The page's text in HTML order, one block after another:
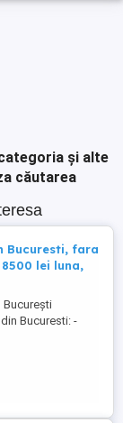
și alte
căutarea
Bucuresti, fara
lei luna,
București
Bucuresti: -
Se ofera: -
- salariu de la
experienta, cu